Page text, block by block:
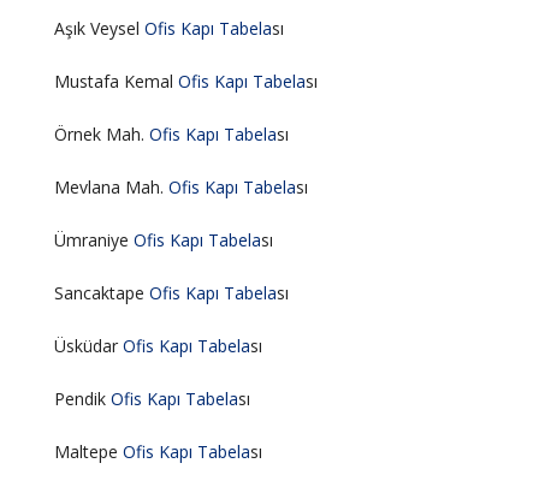
Aşık Veysel Ofis Kapı Tabelası
Mustafa Kemal Ofis Kapı Tabelası
Örnek Mah. Ofis Kapı Tabelası
Mevlana Mah. Ofis Kapı Tabelası
Ümraniye Ofis Kapı Tabelası
Sancaktape Ofis Kapı Tabelası
Üsküdar Ofis Kapı Tabelası
Pendik Ofis Kapı Tabelası
Maltepe Ofis Kapı Tabelası